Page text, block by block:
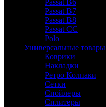
Passat B6
Passat B7
Passat B8
Passat CC
Polo
Универсальные товары
Коврики
Накладки
Ретро Колпаки
Сетки
Спойлеры
Сплитеры